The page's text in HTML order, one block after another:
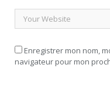
Enregistrer mon nom,
navigateur pour mon